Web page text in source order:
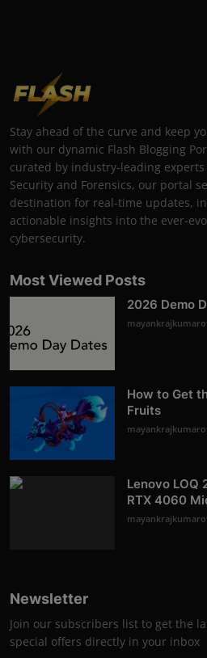
Stay ahead of the curve and keep
with our dynamic Flash Blogging
curated by industry-leading experts
Security and Forensics, our portal
destination for real-time updates,
actionable insights into the ever-
cybersecurity.
Most Viewed Posts
2026 Demo
How to Get
Fruits
Lenovo LOQ
RTX 4060
Newsletter
Join our subscribers list to get the
special offers directly in your inbox